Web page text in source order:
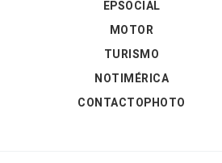
EPSOCIAL
MOTOR
TURISMO
NOTIMÉRICA
CONTACTOPHOTO